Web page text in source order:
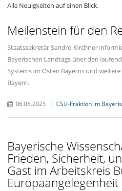
Alle Neuigkeiten auf einen Blick.
Meilenstein für den
Staatssekretär Sandro Kirchner
Bayerischen Landtags über den
Systems im Osten Bayerns und
Bayern.
06.06.2025 | CSU-Fraktion im
Bayerische
Frieden, Sicherheit,
Gast im Arbeitskreis
Europaangelegenheit